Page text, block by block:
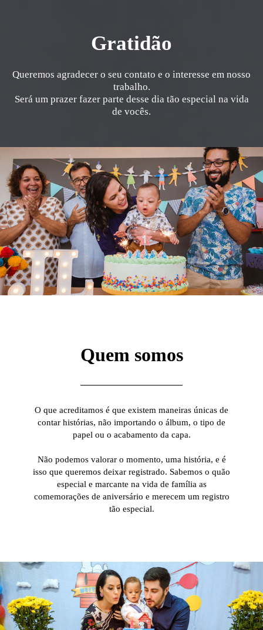
Gratidão
Queremos agradecer o seu contato e o interesse em nosso
trabalho.
Será um prazer fazer parte desse dia tão especial na vida
de vocês.
Quem somos
O que acreditamos é que existem maneiras únicas de
contar histórias, não importando o álbum, o tipo de
papel ou o acabamento da capa.
Não podemos valorar o momento, uma história, e é
isso que queremos deixar registrado. Sabemos o quão
especial e marcante na vida de família as
comemorações de aniversário e merecem um registro
tão especial.